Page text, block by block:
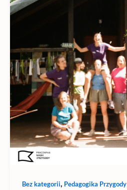
Bez kategorii, Pedagogika Przygody